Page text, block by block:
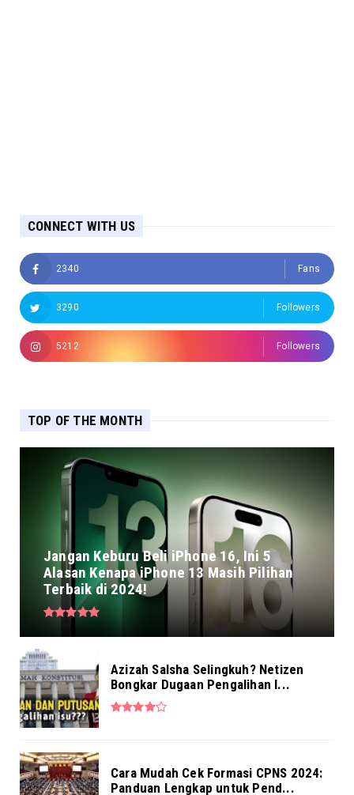
CONNECT WITH US
2340 Fans
3290 Followers
5212 Followers
TOP OF THE MONTH
Jangan Keburu Beli iPhone 16, Ini 5
Alasan Kenapa iPhone 13 Masih Pilihan
Terbaik di 2024!
Azizah Salsha Selingkuh? Netizen
Bongkar Dugaan Pengalihan I...
Cara Mudah Cek Formasi CPNS 2024:
Panduan Lengkap untuk Pend...